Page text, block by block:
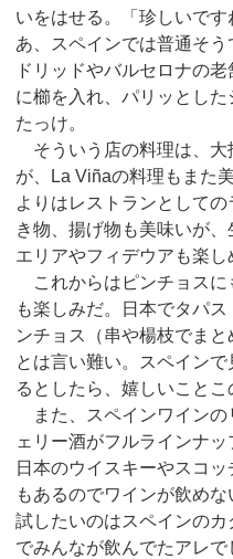
いをはせる。「珍しいで
あ、スペインでは普通そ
ドリッドやバルセロナの
に櫛を入れ、パリッとし
たっけ。
そういう店の料理は、大
が、La Viñaの料理もまた
よりはレストランとして
き物、揚げ物も美味いが
エリアやフィデウアも楽し
これからはピンチョスに
も楽しみだ。日本でタパ
ンチョス（串や楊枝でま
とは言い難い。スペイン
るとしたら、嬉しいことこ
また、スペインワインの
ェリー酒がフルラインナッ
日本のウイスキーやスコ
もあるのでワインが飲め
試したいのはスペインの
でみんなが飲んでたアレで